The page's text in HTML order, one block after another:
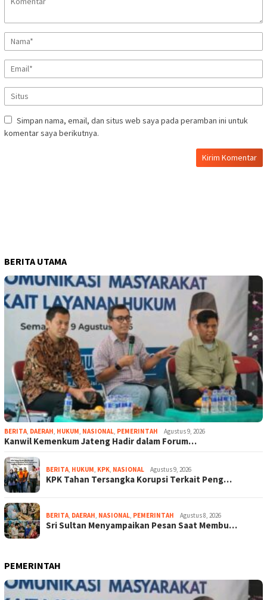
Simpan nama, email, dan situs web saya pada peramban ini untuk
komentar saya berikutnya.
BERITA UTAMA
BERITA, DAERAH, HUKUM, NASIONAL, PEMERINTAH Agustus 9, 2026
Kanwil Kemenkum Jateng Hadir dalam Forum…
BERITA, HUKUM, KPK, NASIONAL Agustus 9, 2026
KPK Tahan Tersangka Korupsi Terkait Peng…
BERITA, DAERAH, NASIONAL, PEMERINTAH Agustus 8, 2026
Sri Sultan Menyampaikan Pesan Saat Membu…
PEMERINTAH